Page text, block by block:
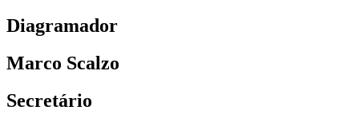
Diagramador
Marco Scalzo
Secretário